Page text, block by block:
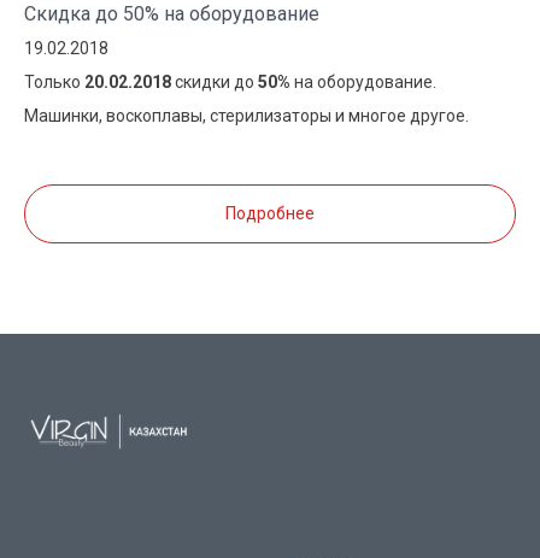
Скидка до 50% на оборудование
19.02.2018
Только 20.02.2018скидки до 50% на оборудование.
Машинки, воскоплавы, стерилизаторы и многое другое.
Подробнее